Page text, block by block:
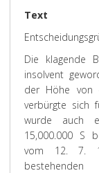
Text
Die klagende
insolvent
der Höhe von
verbürgte sich
wurde auch
15,000.000 S
vom 12. 7.